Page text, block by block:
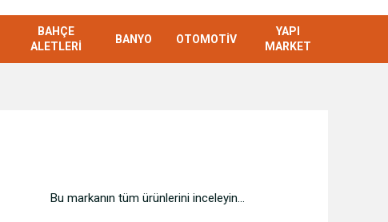
BAHÇE
ALETLERI
BANYO OTOMOTIV
YAPI
MARKET
Bu markanın tüm ürünlerini inceleyin...